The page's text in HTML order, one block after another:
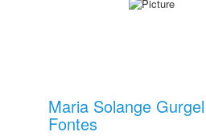
Maria Solange
Fontes